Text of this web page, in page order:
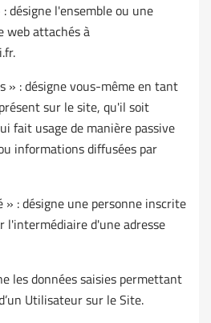
désigne l'ensemble ou une
web attachés à
» : désigne vous-même en tant
sur le site, qu'il soit
fait usage de manière passive
informations diffusées par
: désigne une personne inscrite
d'une adresse
les données saisies permettant
Utilisateur sur le Site.